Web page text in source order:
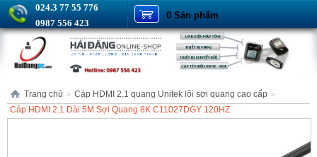
024.3 77 55 776
0987 556 423
0 Sản phẩm
Trang chủ > Cáp HDMI 2.1 quang Unitek lõi sợi quang cao cấp >
Cáp HDMI 2.1 Dài 5M Sợi Quang 8K C11027DGY 120HZ